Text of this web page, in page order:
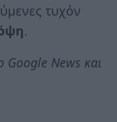
τυχόν
.
Google News και